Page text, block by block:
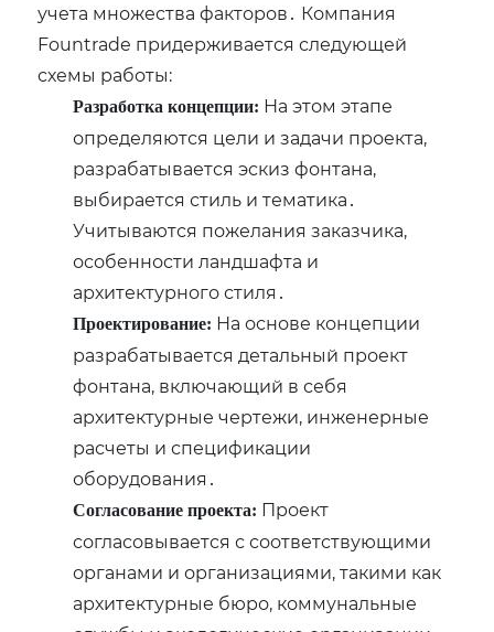
учета множества факторов․ Компания
Fountrade придерживается следующей
схемы работы:
Разработка концепции: На этом этапе
определяются цели и задачи проекта‚
разрабатывается эскиз фонтана‚
выбирается стиль и тематика․
Учитываются пожелания заказчика‚
особенности ландшафта и
архитектурного стиля․
Проектирование: На основе концепции
разрабатывается детальный проект
фонтана‚ включающий в себя
архитектурные чертежи‚ инженерные
расчеты и спецификации
оборудования․
Согласование проекта: Проект
согласовывается с соответствующими
органами и организациями‚ такими как
архитектурные бюро‚ коммунальные